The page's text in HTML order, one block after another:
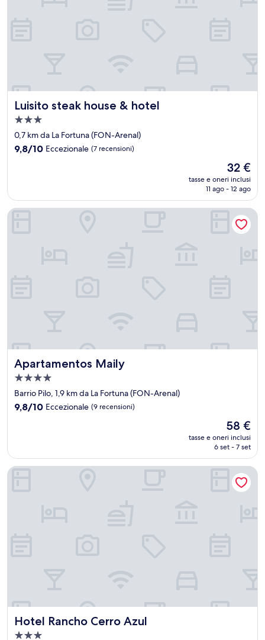
Luisito steak house & hotel
Luisito steak house & hotel
Struttura
a
3.0
0,7 km da La Fortuna (FON-Arenal)
9.8
recensioni)
9,8/10 Eccezionale (7 recensioni)
Il
prezzo
attuale
32 €
32 €
tasse e oneri inclusi
11 ago - 12 ago
Apartamentos Maily
Apartamentos Maily
Struttura
a
4.0
stelle
Barrio Pilo, 1,9 km da La Fortuna (FON-Arenal)
9.8
recensioni)
9,8/10 Eccezionale (9 recensioni)
Il
prezzo
attuale
58 €
58 €
tasse e oneri inclusi
6 set - 7 set
Apartamentos Maily
Hotel Rancho Cerro Azul
Hotel Rancho Cerro Azul
Struttura
Hotel Rancho Cerro Azul